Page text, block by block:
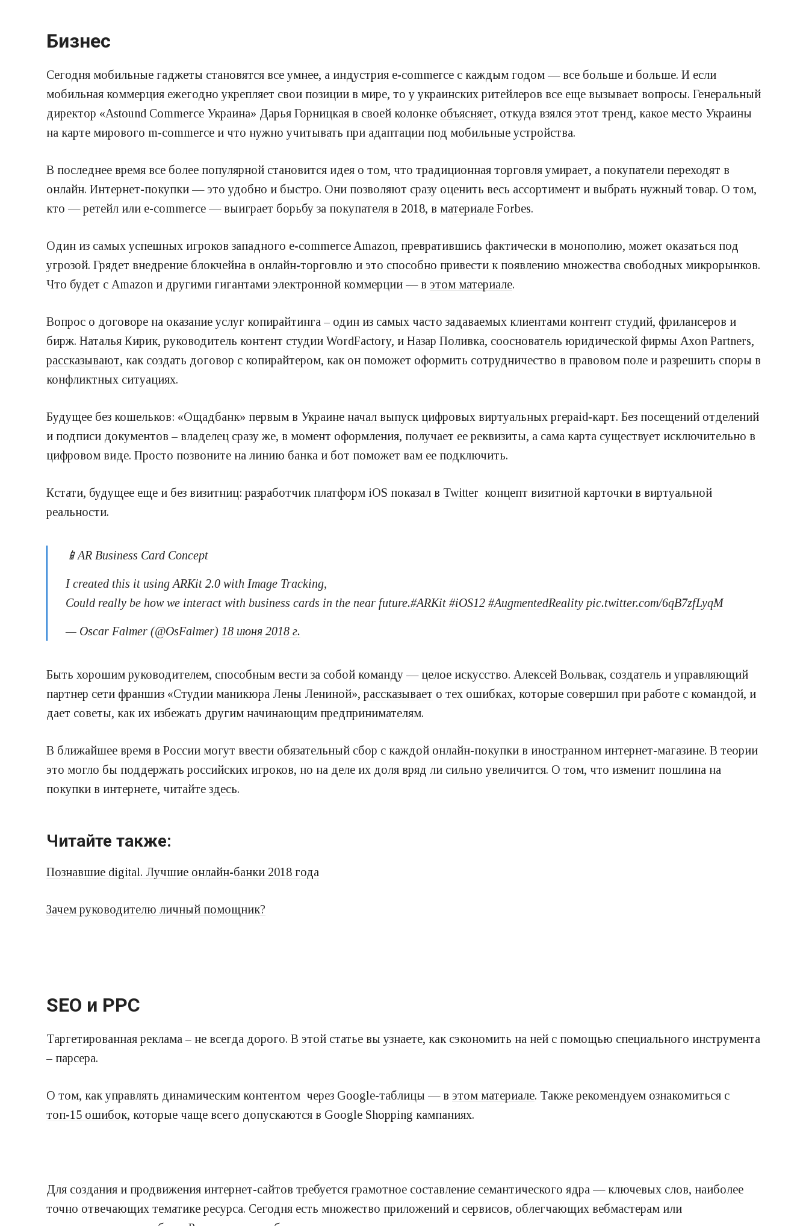
Бизнес
Сегодня мобильные гаджеты становятся все умнее, а индустрия e-commerce с каждым годом — все больше и больше. И если
мобильная коммерция ежегодно укрепляет свои позиции в мире, то у украинских ритейлеров все еще вызывает вопросы. Генеральный
директор «Astound Commerce Украина» Дарья Горницкая в своей колонке объясняет, откуда взялся этот тренд, какое место Украины
на карте мирового m-commerce и что нужно учитывать при адаптации под мобильные устройства.
В последнее время все более популярной становится идея о том, что традиционная торговля умирает, а покупатели переходят в
онлайн. Интернет-покупки — это удобно и быстро. Они позволяют сразу оценить весь ассортимент и выбрать нужный товар. О том,
кто — ретейл или e-commerce — выиграет борьбу за покупателя в 2018, в материале Forbes.
Один из самых успешных игроков западного e-commerce Amazon, превратившись фактически в монополию, может оказаться под
угрозой. Грядет внедрение блокчейна в онлайн-торговлю и это способно привести к появлению множества свободных микрорынков.
Что будет с Amazon и другими гигантами электронной коммерции — в этом материале.
Вопрос о договоре на оказание услуг копирайтинга – один из самых часто задаваемых клиентами контент студий, фрилансеров и
бирж. Наталья Кирик, руководитель контент студии WordFactory, и Назар Поливка, сооснователь юридической фирмы Axon Partners,
рассказывают, как создать договор с копирайтером, как он поможет оформить сотрудничество в правовом поле и разрешить споры в
конфликтных ситуациях.
Будущее без кошельков: «Ощадбанк» первым в Украине начал выпуск цифровых виртуальных prepaid-карт. Без посещений отделений
и подписи документов – владелец сразу же, в момент оформления, получает ее реквизиты, а сама карта существует исключительно в
цифровом виде. Просто позвоните на линию банка и бот поможет вам ее подключить.
Кстати, будущее еще и без визитниц: разработчик платформ iOS показал в Twitter концепт визитной карточки в виртуальной
реальности.
📱AR Business Card Concept
I created this it using ARKit 2.0 with Image Tracking,
Could really be how we interact with business cards in the near future.#ARKit #iOS12 #AugmentedReality pic.twitter.com/6qB7zfLyqM
— Oscar Falmer (@OsFalmer) 18 июня 2018 г.
Быть хорошим руководителем, способным вести за собой команду — целое искусство. Алексей Вольвак, создатель и управляющий
партнер сети франшиз «Студии маникюра Лены Лениной», рассказывает о тех ошибках, которые совершил при работе с командой, и
дает советы, как их избежать другим начинающим предпринимателям.
В ближайшее время в России могут ввести обязательный сбор с каждой онлайн-покупки в иностранном интернет-магазине. В теории
это могло бы поддержать российских игроков, но на деле их доля вряд ли сильно увеличится. О том, что изменит пошлина на
покупки в интернете, читайте здесь.
Читайте также:
Познавшие digital. Лучшие онлайн-банки 2018 года
Зачем руководителю личный помощник?
SEO и PPC
Таргетированная реклама – не всегда дорого. В этой статье вы узнаете, как сэкономить на ней с помощью специального инструмента
– парсера.
О том, как управлять динамическим контентом через Google-таблицы — в этом материале. Также рекомендуем ознакомиться с
топ-15 ошибок, которые чаще всего допускаются в Google Shopping кампаниях.
Для создания и продвижения интернет-сайтов требуется грамотное составление семантического ядра — ключевых слов, наиболее
точно отвечающих тематике ресурса. Сегодня есть множество приложений и сервисов, облегчающих вебмастерам или